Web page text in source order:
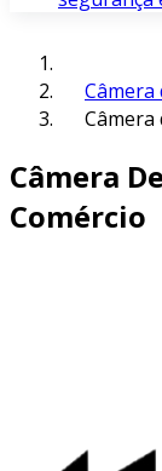
Câmera
Câmera
Câmera
Comércio